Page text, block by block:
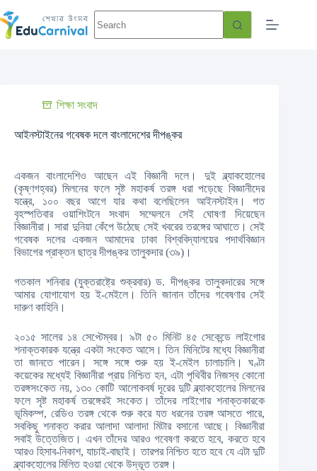
শিক্ষা সংবাদ
আইনস্টাইনের গবেষক দলে বাংলাদেশের দীপঙ্কর
একজন বাংলাদেশিও আছেন এই বিজ্ঞানী দলে। দুই ব্ল্যাকহোলের
(কৃষ্ণগহ্বর) মিলনের ফলে সৃষ্ট মহাকর্ষ তরঙ্গ ধরা পড়েছে বিজ্ঞানীদের
যন্ত্রে, ১০০ বছর আগে যার কথা বলেছিলেন আইনস্টাইন। গত
বৃহস্পতিবার ওয়াশিংটনে সংবাদ সম্মেলনে সেই ঘোষণা দিয়েছেন
বিজ্ঞানীরা। সারা দুনিয়া কেঁপে উঠেছে সেই খবরের তরঙ্গের আঘাতে। সেই
গবেষক দলের একজন আমাদের ঢাকা বিশ্ববিদ্যালয়ের পদার্থবিজ্ঞান
বিভাগের প্রাক্তন ছাত্র দীপঙ্কর তালুকদার (৩৯)।
গতকাল শনিবার (যুক্তরাষ্ট্রে শুক্রবার) ড. দীপঙ্কর তালুকদারের সঙ্গে
আমার যোগাযোগ হয় ই-মেইলে। তিনি জানান তাঁদের গবেষণার সেই
দারুণ কাহিনি।
২০১৫ সালের ১৪ সেপ্টেম্বর। ৯টা ৫০ মিনিট ৪৫ সেকেন্ডে লাইগোর
শনাক্তকারক যন্ত্রে একটা সংকেত আসে। তিন মিনিটের মধ্যে বিজ্ঞানীরা
তা জানতে পারেন। সঙ্গে সঙ্গে শুরু হয় ই-মেইল চালাচালি। ঘণ্টা
কয়েকের মধ্যেই বিজ্ঞানীরা প্রায় নিশ্চিত হন, এটা পৃথিবীর নিজস্ব কোনো
তরঙ্গসংকেত নয়, ১৩০ কোটি আলোকবর্ষ দূরের দুটি ব্ল্যাকহোলের মিলনের
ফলে সৃষ্ট মহাকর্ষ তরঙ্গেরই সংকেত। তাঁদের লাইগোর শনাক্তকারকে
ভূমিকম্প, রেডিও তরঙ্গ থেকে শুরু করে যত ধরনের তরঙ্গ আসতে পারে,
সবকিছু শনাক্ত করার আলাদা আলাদা মিটার বসানো আছে। বিজ্ঞানীরা
সবাই উত্তেজিত। এখন তাঁদের আরও গবেষণা করতে হবে, করতে হবে
আরও হিসাব-নিকাশ, যাচাই-বাছাই। তারপর নিশ্চিত হতে হবে যে এটা দুটি
ব্ল্যাকহোলের মিলিত হওয়া থেকে উদ্ভূত তরঙ্গ।